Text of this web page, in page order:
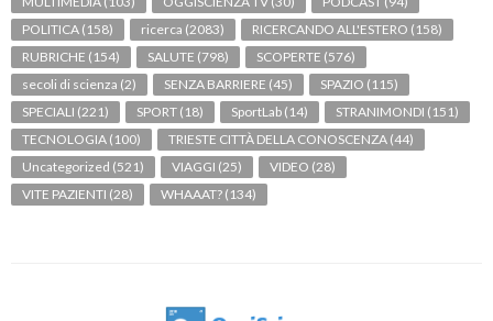
POLITICA (158) ricerca (2083) RICERCANDO ALL'ESTERO (158)
RUBRICHE (154) SALUTE (798) SCOPERTE (576)
secoli di scienza (2) SENZA BARRIERE (45) SPAZIO (115)
SPECIALI (221) SPORT (18) SportLab (14) STRANIMONDI (151)
TECNOLOGIA (100) TRIESTE CITTÀ DELLA CONOSCENZA (44)
Uncategorized (521) VIAGGI (25) VIDEO (28)
VITE PAZIENTI (28) WHAAAT? (134)